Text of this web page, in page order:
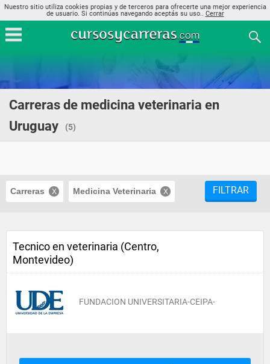
Nuestro sitio utiliza cookies propias y de terceros para ofrecerte una mejor experiencia
de usuario. Si continúas navegando aceptás su uso.. Cerrar
Carreras de medicina veterinaria en
Uruguay
(5)
Carreras Medicina Veterinaria FILTRAR
Tecnico en veterinaria (Centro,
Montevideo)
FUNDACION UNIVERSITARIA-CEIPA-